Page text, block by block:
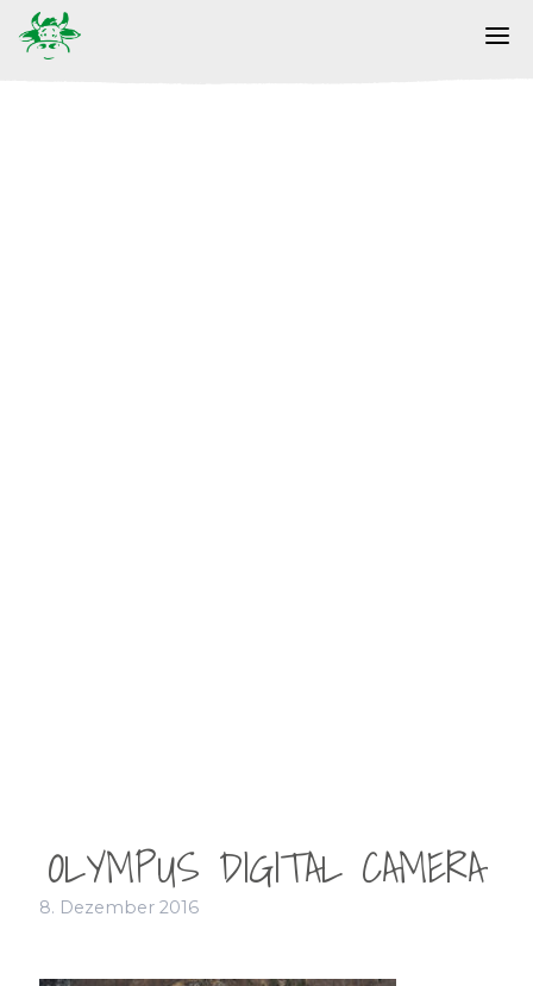
OLYMPUS DIGITAL CAMERA
8. Dezember 2016